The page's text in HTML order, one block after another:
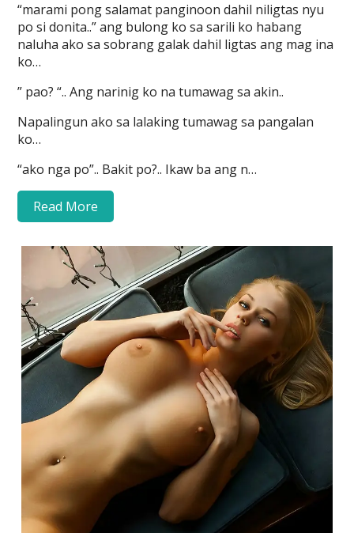
“marami pong salamat panginoon dahil niligtas nyu
po si donita..” ang bulong ko sa sarili ko habang
naluha ako sa sobrang galak dahil ligtas ang mag ina
ko…
” pao? “.. Ang narinig ko na tumawag sa akin..
Napalingun ako sa lalaking tumawag sa pangalan
ko…
“ako nga po”.. Bakit po?.. Ikaw ba ang n…
Read More